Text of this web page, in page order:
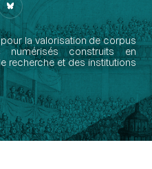
la valorisation de corpus
numérisés construits en
recherche et des institutions